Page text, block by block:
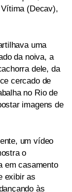
(Decav),
uma
da noiva, a
dele, da
cercado de
no Rio de
imagens de
um vídeo
o
em casamento
exibir as
às